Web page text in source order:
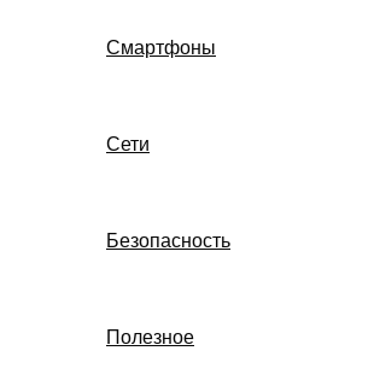
Смартфоны
Сети
Безопасность
Полезное